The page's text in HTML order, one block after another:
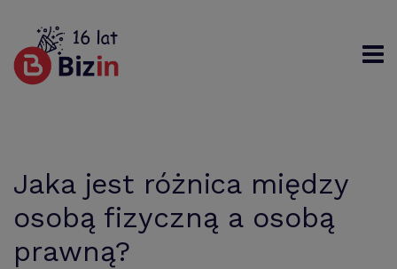
Jaka jest różnica między
osobą fizyczną a osobą
prawną?